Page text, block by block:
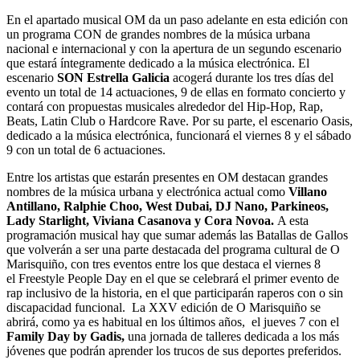
En el apartado musical OM da un paso adelante en esta edición con
un programa CON de grandes nombres de la música urbana
nacional e internacional y con la apertura de un segundo escenario
que estará íntegramente dedicado a la música electrónica. El
escenario SON Estrella Galicia acogerá durante los tres días del
evento un total de 14 actuaciones, 9 de ellas en formato concierto y
contará con propuestas musicales alrededor del Hip-Hop, Rap,
Beats, Latin Club o Hardcore Rave. Por su parte, el escenario Oasis,
dedicado a la música electrónica, funcionará el viernes 8 y el sábado
9 con un total de 6 actuaciones.
Entre los artistas que estarán presentes en OM destacan grandes
nombres de la música urbana y electrónica actual como Villano
Antillano, Ralphie Choo, West Dubai, DJ Nano, Parkineos,
Lady Starlight, Viviana Casanova y Cora Novoa. A esta
programación musical hay que sumar además las Batallas de Gallos
que volverán a ser una parte destacada del programa cultural de O
Marisquiño, con tres eventos entre los que destaca el viernes 8
el Freestyle People Day en el que se celebrará el primer evento de
rap inclusivo de la historia, en el que participarán raperos con o sin
discapacidad funcional. La XXV edición de O Marisquiño se
abrirá, como ya es habitual en los últimos años, el jueves 7 con el
Family Day by Gadis, una jornada de talleres dedicada a los más
jóvenes que podrán aprender los trucos de sus deportes preferidos.